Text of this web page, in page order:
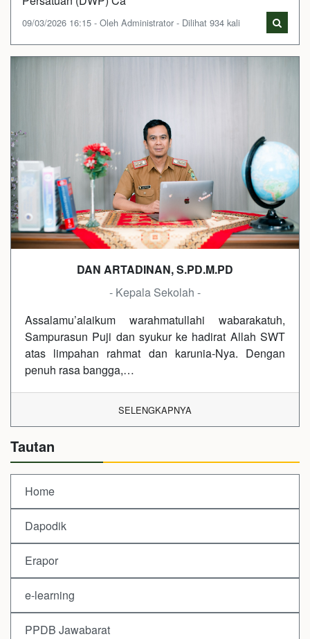
09/03/2026 16:15 - Oleh Administrator - Dilihat 934 kali
DAN ARTADINAN, S.PD.M.PD
- Kepala Sekolah -
Assalamu’alaikum warahmatullahi wabarakatuh,
Sampurasun Puji dan syukur ke hadirat Allah SWT
atas limpahan rahmat dan karunia-Nya. Dengan
penuh rasa bangga,…
SELENGKAPNYA
Tautan
Home
Dapodik
Erapor
e-learning
PPDB Jawabarat